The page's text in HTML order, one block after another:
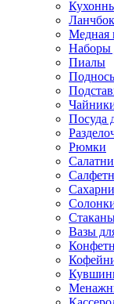
Медная
Наборы
Пиалы
Посуда
Рюмки
Вазы